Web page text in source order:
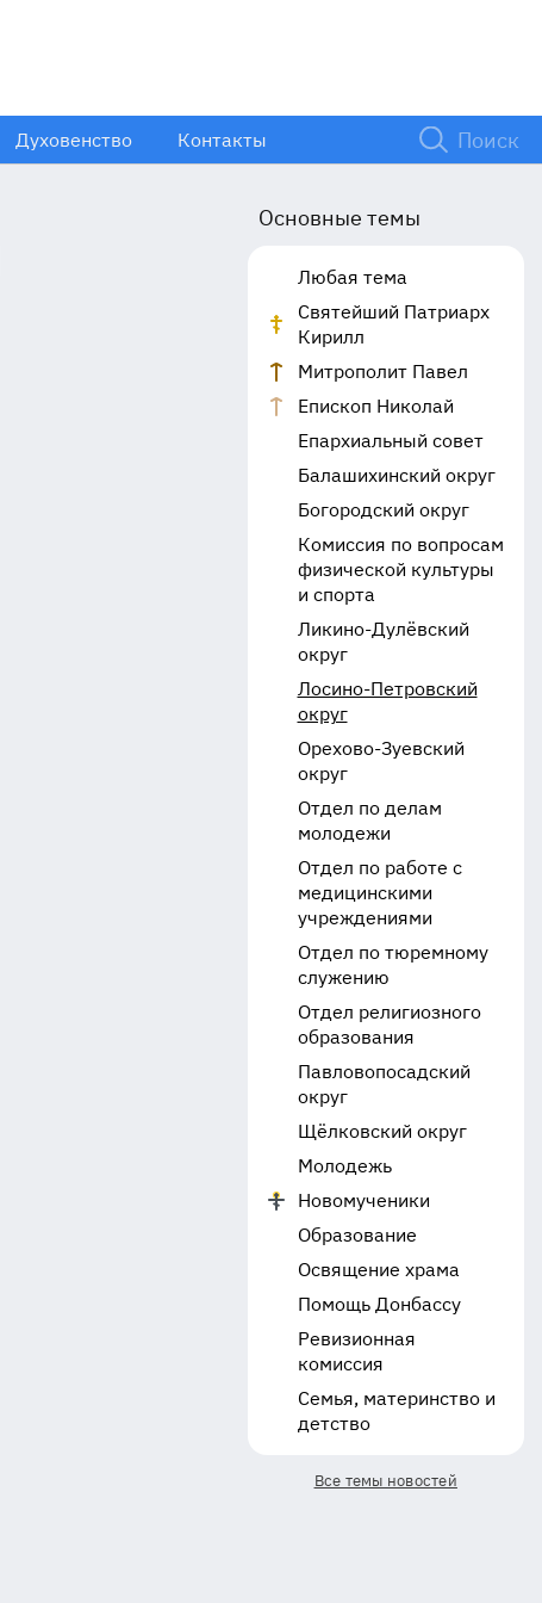
Духовенство Контакты
Основные темы
Любая тема
Святейший Патриарх
Кирилл
Митрополит Павел
Епископ Николай
Епархиальный совет
Балашихинский округ
Богородский округ
Комиссия по вопросам
физической культуры
и спорта
Ликино-Дулёвский
округ
Лосино-Петровский
округ
Орехово-Зуевский
округ
Отдел по делам
молодежи
Отдел по работе с
медицинскими
учреждениями
Отдел по тюремному
служению
Отдел религиозного
образования
Павловопосадский
округ
Щёлковский округ
Молодежь
Новомученики
Образование
Освящение храма
Помощь Донбассу
Ревизионная
комиссия
Семья, материнство и
детство
Все темы новостей